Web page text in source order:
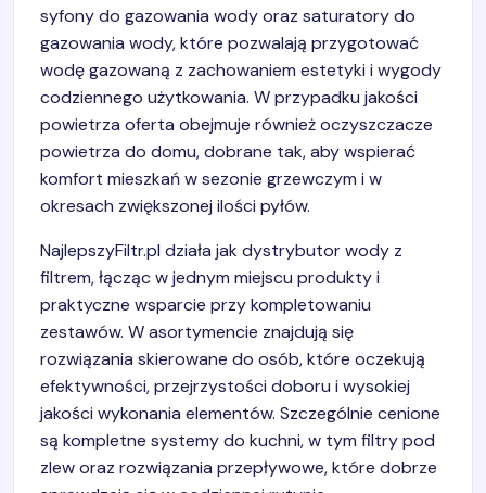
syfony do gazowania wody oraz saturatory do
gazowania wody, które pozwalają przygotować
wodę gazowaną z zachowaniem estetyki i wygody
codziennego użytkowania. W przypadku jakości
powietrza oferta obejmuje również oczyszczacze
powietrza do domu, dobrane tak, aby wspierać
komfort mieszkań w sezonie grzewczym i w
okresach zwiększonej ilości pyłów.
NajlepszyFiltr.pl działa jak dystrybutor wody z
filtrem, łącząc w jednym miejscu produkty i
praktyczne wsparcie przy kompletowaniu
zestawów. W asortymencie znajdują się
rozwiązania skierowane do osób, które oczekują
efektywności, przejrzystości doboru i wysokiej
jakości wykonania elementów. Szczególnie cenione
są kompletne systemy do kuchni, w tym filtry pod
zlew oraz rozwiązania przepływowe, które dobrze